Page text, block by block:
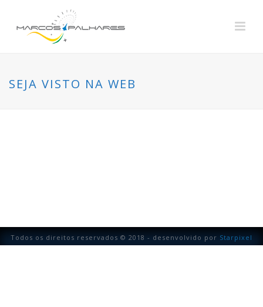
SEJA VISTO NA WEB
Todos os direitos reservados © 2018 - desenvolvido por Starpixel